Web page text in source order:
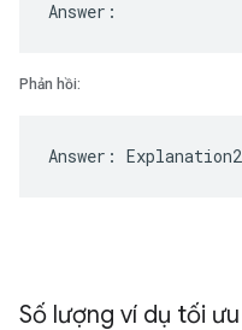
Phản hồi:
Số lượng ví dụ tối ưu